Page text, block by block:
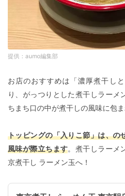
aumo編集部
お店のおすすめは「濃厚煮干し
り、がっつりとした煮干しラーメ
ちまち口の中が煮干しの風味に包ま
トッピングの「入りこ節」は、の
風味が際立ちます。煮干しラーメ
京煮干し ラーメン玉へ！